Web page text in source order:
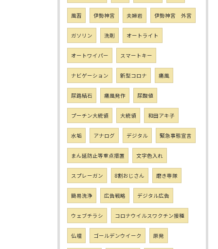
風習 伊勢神宮 夫婦岩 伊勢神宮 外宮
ガソリン 洗剤 オートライト
オートワイパー スマートキー
ナビゲーション 新型コロナ 痛風
尿路結石 痛風発作 尿酸値
プーチン大統領 大統領 和田アキ子
水垢 アナログ デジタル 緊急事態宣言
まん延防止等重点措置 文字色入れ
スプレーガン 8割おじさん 磨き専隊
簡易洗浄 広告戦略 デジタル広告
ウェブチラシ コロナウイルスワクチン接種
仏壇 ゴールデンウイーク 原発